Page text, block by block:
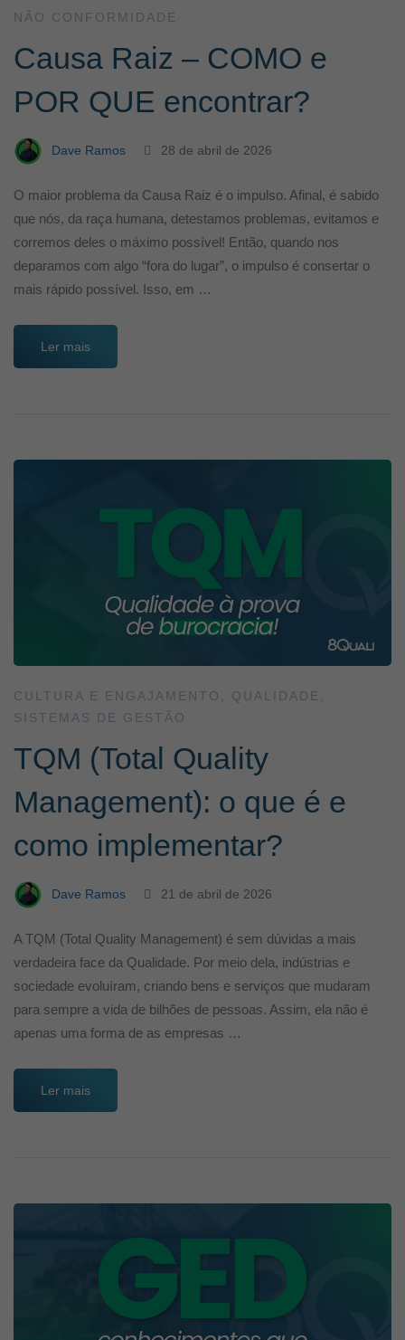
NÃO CONFORMIDADE
Causa Raiz – COMO e
POR QUE encontrar?
Dave Ramos 28 de abril de 2026
O maior problema da Causa Raiz é o impulso. Afinal, é sabido
que nós, da raça humana, detestamos problemas, evitamos e
corremos deles o máximo possível! Então, quando nos
deparamos com algo “fora do lugar”, o impulso é consertar o
mais rápido possível. Isso, em …
Ler mais
CULTURA E ENGAJAMENTO QUALIDADE
SISTEMAS DE GESTÃO
TQM (Total Quality
Management): o que é e
como implementar?
Dave Ramos 21 de abril de 2026
A TQM (Total Quality Management) é sem dúvidas a mais
verdadeira face da Qualidade. Por meio dela, indústrias e
sociedade evoluíram, criando bens e serviços que mudaram
para sempre a vida de bilhões de pessoas. Assim, ela não é
apenas uma forma de as empresas …
Ler mais